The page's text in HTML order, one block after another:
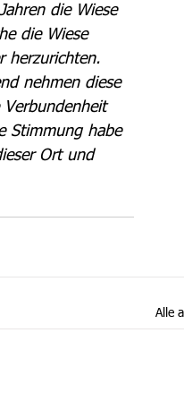
die Wiese
die Wiese
herzurichten.
nehmen diese
Verbundenheit
Stimmung habe
Ort und
Alle